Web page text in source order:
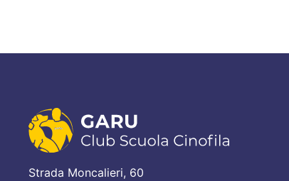
Strada Moncalieri, 60